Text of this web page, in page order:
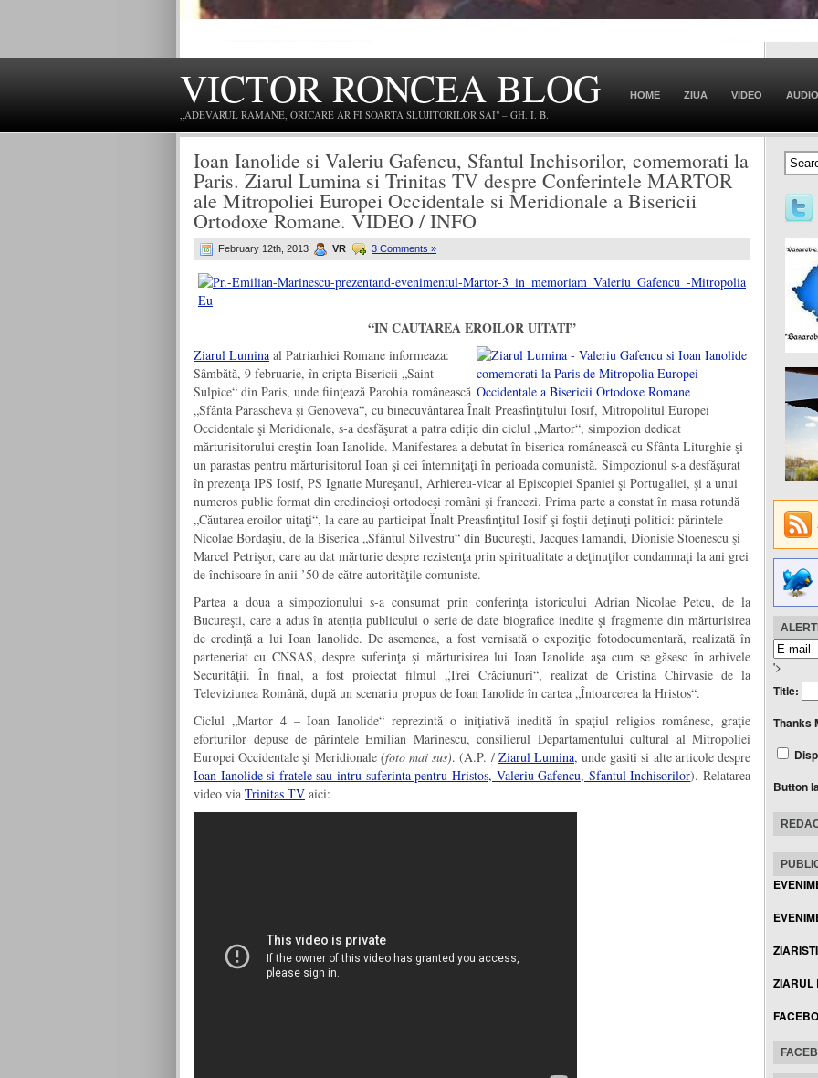
VICTOR RONCEA BLOG
„ADEVARUL RAMANE, ORICARE AR FI SOARTA SLUJITORILOR SAI" – GH. I. B.
HOME ZIUA VIDEO AUDIO
Ioan Ianolide si Valeriu Gafencu, Sfantul Inchisorilor, comemorati la
Paris. Ziarul Lumina si Trinitas TV despre Conferintele MARTOR
ale Mitropoliei Europei Occidentale si Meridionale a Bisericii
Ortodoxe Romane. VIDEO / INFO
February 12th, 2013 VR 3 Comments »
“IN CAUTAREA EROILOR UITATI”
Ziarul Lumina al Patriarhiei Romane informeaza:
Sâmbătă, 9 februarie, în cripta Bisericii „Saint
Sulpice“ din Paris, unde fiinţează Parohia românească
„Sfânta Parascheva şi Genoveva“, cu binecuvântarea Înalt Preasfinţitului Iosif, Mitropolitul Europei
Occidentale şi Meridionale, s-a desfăşurat a patra ediţie din ciclul „Martor“, simpozion dedicat
mărturisitorului creştin Ioan Ianolide. Manifestarea a debutat în biserica românească cu Sfânta Liturghie şi
un parastas pentru mărturisitorul Ioan şi cei întemniţaţi în perioada comunistă. Simpozionul s-a desfăşurat
în prezenţa IPS Iosif, PS Ignatie Mureşanul, Arhiereu-vicar al Episcopiei Spaniei şi Portugaliei, şi a unui
numeros public format din credincioşi ortodocşi români şi francezi. Prima parte a constat în masa rotundă
„Căutarea eroilor uitaţi“, la care au participat Înalt Preasfinţitul Iosif şi foştii deţinuţi politici: părintele
Nicolae Bordaşiu, de la Biserica „Sfântul Silvestru“ din Bucureşti, Jacques Iamandi, Dionisie Stoenescu şi
Marcel Petrişor, care au dat mărturie despre rezistenţa prin spiritualitate a deţinuţilor condamnaţi la ani grei
de închisoare în anii ’50 de către autorităţile comuniste.
Partea a doua a simpozionului s-a consumat prin conferinţa istoricului Adrian Nicolae Petcu, de la
Bucureşti, care a adus în atenţia publicului o serie de date biografice inedite şi fragmente din mărturisirea
de credinţă a lui Ioan Ianolide. De asemenea, a fost vernisată o expoziţie fotodocumentară, realizată în
parteneriat cu CNSAS, despre suferinţa şi mărturisirea lui Ioan Ianolide aşa cum se găsesc în arhivele
Securităţii. În final, a fost proiectat filmul „Trei Crăciunuri“, realizat de Cristina Chirvasie de la
Televiziunea Română, după un scenariu propus de Ioan Ianolide în cartea „Întoarcerea la Hristos“.
Ciclul „Martor 4 – Ioan Ianolide“ reprezintă o iniţiativă inedită în spaţiul religios românesc, graţie
eforturilor depuse de părintele Emilian Marinescu, consilierul Departamentului cultural al Mitropoliei
Europei Occidentale şi Meridionale (foto mai sus). (A.P. / Ziarul Lumina, unde gasiti si alte articole despre
Ioan Ianolide si fratele sau intru suferinta pentru Hristos, Valeriu Gafencu, Sfantul Inchisorilor). Relatarea
video via Trinitas TV aici:
'>
Title:
Thanks
Button
ZIARUL